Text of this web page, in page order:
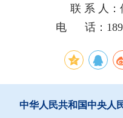
联 系 人
电 话：
中华人民共和国中央人